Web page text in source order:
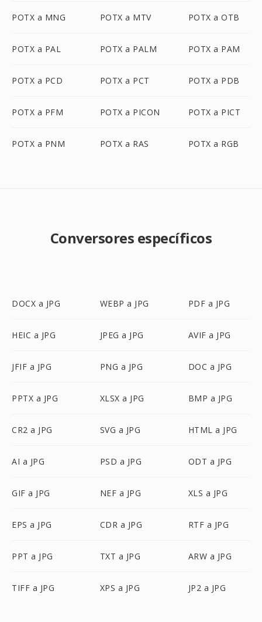
POTX a MNG POTX a MTV POTX a OTB
POTX a PAL POTX a PALM POTX a PAM
POTX a PCD POTX a PCT POTX a PDB
POTX a PFM POTX a PICON POTX a PICT
POTX a PNM POTX a RAS POTX a RGB
Conversores específicos
DOCX a JPG WEBP a JPG PDF a JPG
HEIC a JPG JPEG a JPG AVIF a JPG
JFIF a JPG PNG a JPG DOC a JPG
PPTX a JPG XLSX a JPG BMP a JPG
CR2 a JPG SVG a JPG HTML a JPG
AI a JPG PSD a JPG ODT a JPG
GIF a JPG NEF a JPG XLS a JPG
EPS a JPG CDR a JPG RTF a JPG
PPT a JPG TXT a JPG ARW a JPG
TIFF a JPG XPS a JPG JP2 a JPG